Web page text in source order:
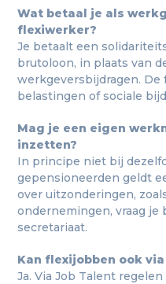
Wat betaal je als
flexiwerker?
Je betaalt een
brutoloon, in plaats van
werkgeversbijdragen.
belastingen of sociale
Mag je een eigen
inzetten?
In principe niet bij
gepensioneerden geldt
over uitzonderingen,
ondernemingen, vraag je
secretariaat.
Kan flexijobben ook
Ja. Via Job Talent